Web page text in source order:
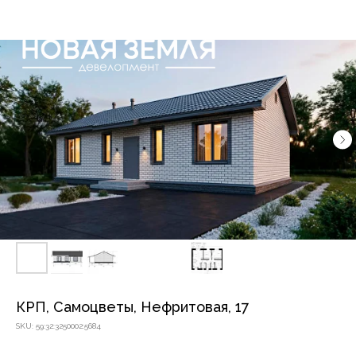
КРП, Самоцветы, Нефритовая, 17
SKU: 59:32:3250002:5684